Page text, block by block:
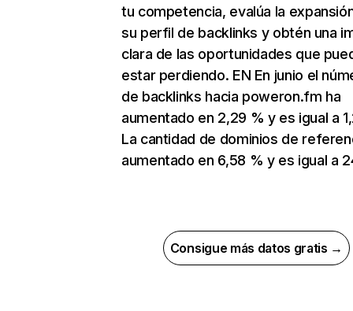
tu competencia, evalúa la
su perfil de backlinks y obtén una
clara de las oportunidades que
estar perdiendo. EN En junio el
de backlinks hacia poweron.fm ha
aumentado en 2,29 % y es igual a
La cantidad de dominios de
aumentado en 6,58 % y es igual a
Consigue más datos gratis →